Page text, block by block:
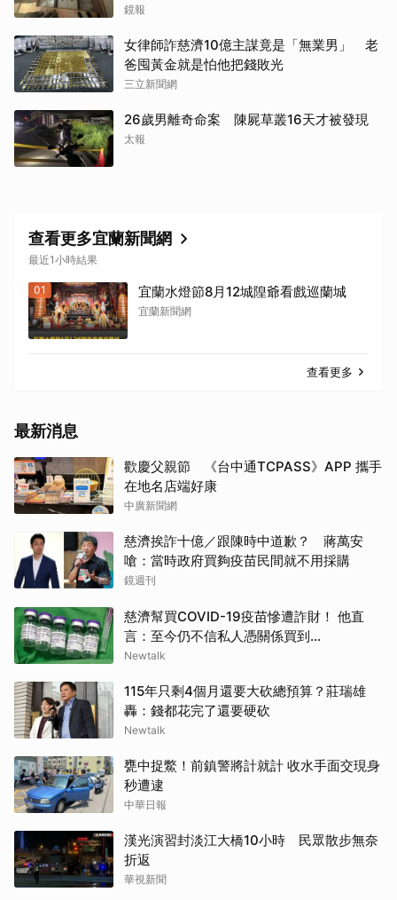
震撼影像曝
鏡報
女律師詐慈濟10億主謀竟是「無業男」 老
爸囤黃金就是怕他把錢敗光
三立新聞網
26歲男離奇命案 陳屍草叢16天才被發現
太報
查看更多宜蘭新聞網
最近1小時結果
01 宜蘭水燈節8月12城隍爺看戲巡蘭城
宜蘭新聞網
查看更多
最新消息
歡慶父親節 《台中通TCPASS》APP 攜手
在地名店端好康
中廣新聞網
慈濟挨詐十億／跟陳時中道歉？ 蔣萬安
嗆：當時政府買夠疫苗民間就不用採購
鏡週刊
慈濟幫買COVID-19疫苗慘遭詐財！ 他直
言：至今仍不信私人憑關係買到...
Newtalk
115年只剩4個月還要大砍總預算？莊瑞雄
轟：錢都花完了還要硬砍
Newtalk
甕中捉鱉！前鎮警將計就計 收水手面交現身
秒遭逮
中華日報
漢光演習封淡江大橋10小時 民眾散步無奈
折返
華視新聞